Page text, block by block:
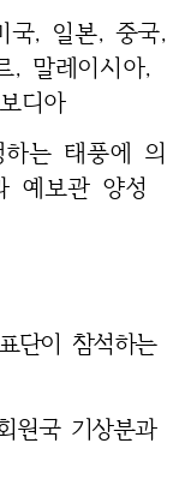
국, 일본, 중국,
, 말레이시아,
디아
는 태풍에 의
예보관 양성
단이 참석하는
원국 기상분과